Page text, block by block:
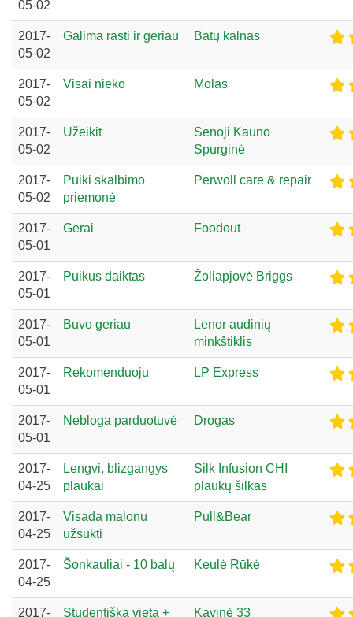
05-02
2017-
05-02
Galima rasti ir geriau Batų kalnas
2017-
05-02
Visai nieko Molas
2017-
05-02
Užeikit
Senoji Kauno
Spurginė
2017-
05-02
Puiki skalbimo
priemonė
Perwoll care & repair
2017-
05-01
Gerai Foodout
2017-
05-01
Puikus daiktas Žoliapjovė Briggs
2017-
05-01
Buvo geriau
Lenor audinių
minkštiklis
2017-
05-01
Rekomenduoju LP Express
2017-
05-01
Nebloga parduotuvė Drogas
2017-
04-25
Lengvi, blizgangys
plaukai
Silk Infusion CHI
plaukų šilkas
2017-
04-25
Visada malonu
užsukti
Pull&Bear
2017-
04-25
Šonkauliai - 10 balų Keulė Rūkė
2017-
Studentiška vieta +
Kavinė 33